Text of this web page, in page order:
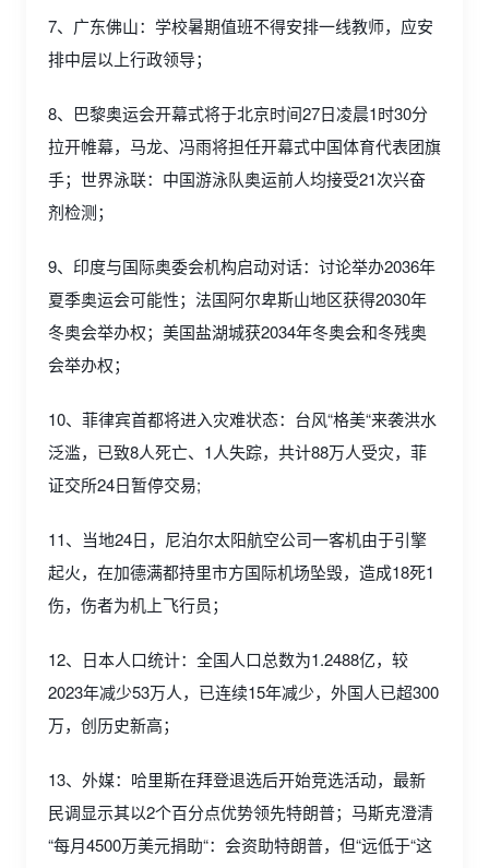
7、广东佛山：学校暑期值班不得安排一线教师，应安
排中层以上行政领导；
8、巴黎奥运会开幕式将于北京时间27日凌晨1时30分
拉开帷幕，马龙、冯雨将担任开幕式中国体育代表团旗
手；世界泳联：中国游泳队奥运前人均接受21次兴奋
剂检测；
9、印度与国际奥委会机构启动对话：讨论举办2036年
夏季奥运会可能性；法国阿尔卑斯山地区获得2030年
冬奥会举办权；美国盐湖城获2034年冬奥会和冬残奥
会举办权；
10、菲律宾首都将进入灾难状态：台风“格美“来袭洪水
泛滥，已致8人死亡、1人失踪，共计88万人受灾，菲
证交所24日暂停交易;
11、当地24日，尼泊尔太阳航空公司一客机由于引擎
起火，在加德满都持里市方国际机场坠毁，造成18死1
伤，伤者为机上飞行员；
12、日本人口统计：全国人口总数为1.2488亿，较
2023年减少53万人，已连续15年减少，外国人已超300
万，创历史新高；
13、外媒：哈里斯在拜登退选后开始竞选活动，最新
民调显示其以2个百分点优势领先特朗普；马斯克澄清
“每月4500万美元捐助“：会资助特朗普，但“远低于“这